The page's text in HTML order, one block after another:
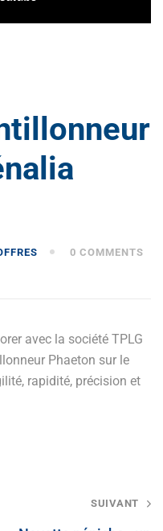
0 COMMENTS
avec la société TPLG
Phaeton sur le
rapidité, précision et
SUIVANT